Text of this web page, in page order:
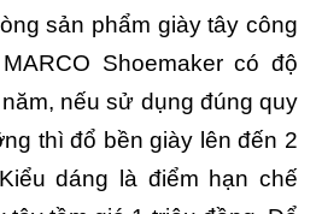
sản phẩm giày tây công
Shoemaker có độ
nếu sử dụng đúng quy
thì đổ bền giày lên đến 2
dáng là điểm hạn chế